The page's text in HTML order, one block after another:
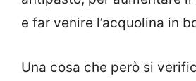
e far venire l’acquolina in
Una cosa che però si